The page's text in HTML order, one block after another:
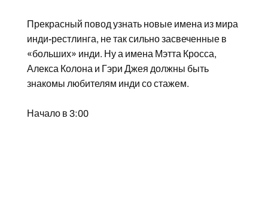
Прекрасный повод узнать новые имена из мира
инди-рестлинга, не так сильно засвеченные в
«больших» инди. Ну а имена Мэтта Кросса,
Алекса Колона и Гэри Джея должны быть
знакомы любителям инди со стажем.
Начало в 3:00